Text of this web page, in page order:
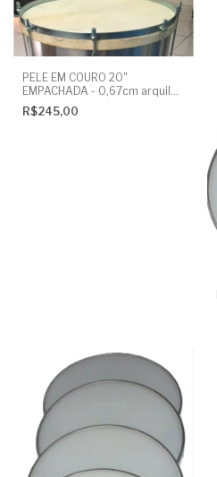
PELE EM COURO 20"
EMPACHADA - 0,67cm arquilho
alumínio
R$245,00